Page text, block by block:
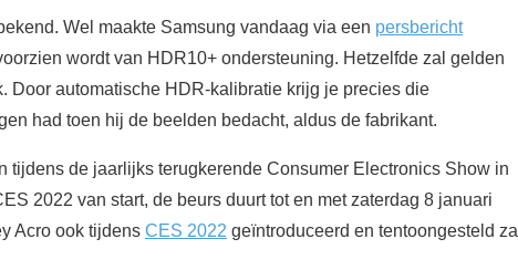
Wel maakte Samsung vandaag via een persbericht
wordt van HDR10+ ondersteuning. Hetzelfde zal gelden
Door automatische HDR-kalibratie krijg je precies die
had toen hij de beelden bedacht, aldus de fabrikant.
tijdens de jaarlijks terugkerende Consumer Electronics Show in
2022 van start, de beurs duurt tot en met zaterdag 8 januari
Acro ook tijdens CES 2022 geïntroduceerd en tentoongesteld zal